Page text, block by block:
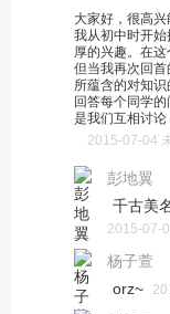
大家好，很高
我从初中时开
厚的兴趣。在
但当我再次回
所蕴含的对知
回答每个同学
是我们互相讨论
2015-07-04
彭地翼
千古美
2015-07-
杨子萱
orz~